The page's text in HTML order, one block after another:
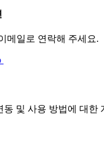
메일로 연락해 주세요.
동 및 사용 방법에 대한